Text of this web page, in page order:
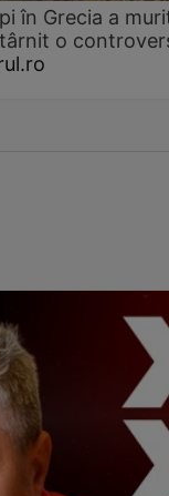
în Grecia a
o